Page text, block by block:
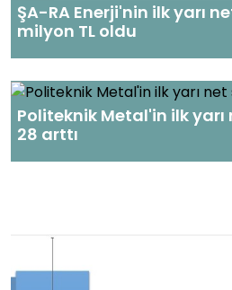
ŞA-RA Enerji'nin ilk yarı
milyon TL oldu
Politeknik Metal'in ilk yarı
28 arttı